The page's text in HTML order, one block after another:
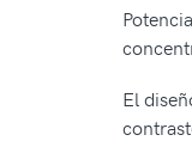
El